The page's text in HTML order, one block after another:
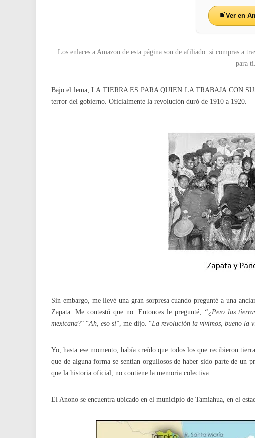
Ver en
Los enlaces a Amazon de esta página son de afiliado: si compras a
para ti.
Bajo el lema; LA TIERRA ES PARA QUIEN LA TRABAJA CON
terror del gobierno. Oficialmente la revolución duró de 1910 a 1920.
Sin embargo, me llevé una gran sorpresa cuando pregunté a una
Zapata. Me contestó que no. Entonces le pregunté; “¿Pero las
mexicana?” “Ah, eso sí”, me dijo. “La revolución la vivimos, bueno la
Yo, hasta ese momento, había creído que todos los que recibieron
que de alguna forma se sentían orgullosos de haber sido parte de un
que la historia oficial, no contiene la memoria colectiva.
El Anono se encuentra ubicado en el municipio de Tamiahua, en el